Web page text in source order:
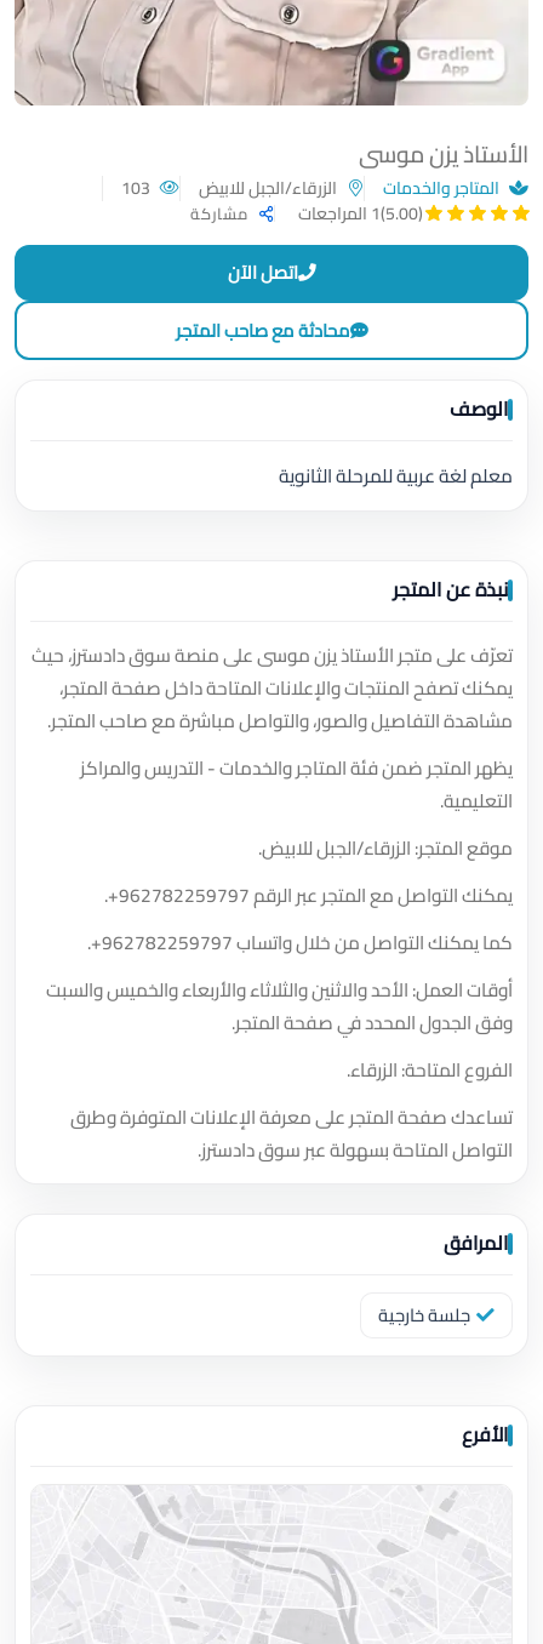
الأستاذ يزن موسى
المتاجر والخدمات الزرقاء/الجبل للابيض
(5.00)
1 المراجعات مشاركة
اتصل الآن
محادثة مع صاحب المتجر
الوصف
معلم لغة عربية للمرحلة الثانوية
نبذة عن المتجر
تعرّف على متجر الأستاذ يزن موسى على منصة سوق دادسترز، حيث
يمكنك تصفح المنتجات والإعلانات المتاحة داخل صفحة المتجر،
مشاهدة التفاصيل والصور، والتواصل مباشرة مع صاحب المتجر.
يظهر المتجر ضمن فئة المتاجر والخدمات - التدريس والمراكز
التعليمية.
موقع المتجر: الزرقاء/الجبل للابيض.
يمكنك التواصل مع المتجر عبر الرقم+962782259797
.
كما يمكنك التواصل من خلال واتساب+962782259797
.
أوقات العمل: الأحد والاثنين والثلاثاء والأربعاء والخميس والسبت
وفق الجدول المحدد في صفحة المتجر.
الفروع المتاحة: الزرقاء.
تساعدك صفحة المتجر على معرفة الإعلانات المتوفرة وطرق
التواصل المتاحة بسهولة عبر سوق دادسترز.
المرافق
جلسة خارجية
الأفرع